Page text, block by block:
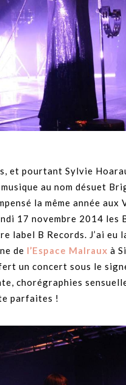
et pourtant Sylvie
au nom désuet
la même année aux
17 novembre 2014
label B Records. J’ai eu
de l’Espace Malraux à
un concert sous le
chorégraphies
parfaites !